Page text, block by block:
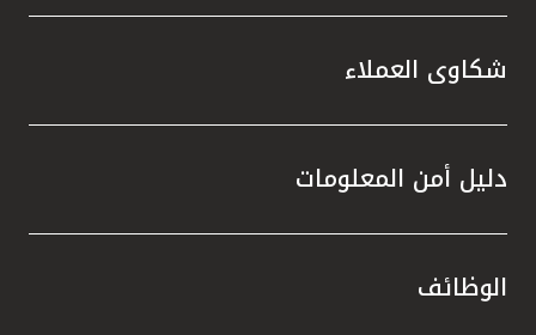
شكاوى العملاء
دليل أمن المعلومات
الوظائف